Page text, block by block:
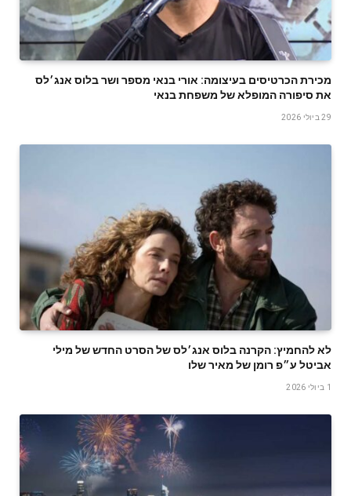
‬את‭ ‬סיפורה‭ ‬המופלא‭ ‬של‭ ‬משפחת‭ ‬בנאי
29 ביולי 2026
לא להחמיץ: הקרנה בלוס אנג׳לס של הסרט החדש של מילי
אביטל ע״פ רומן של מאיר שלו
1 ביולי 2026